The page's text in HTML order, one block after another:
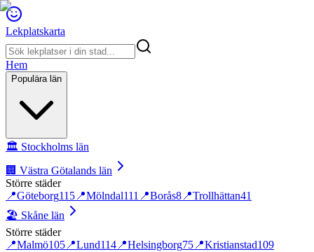
Lekplatskarta
Hem
Populära län
🏛️ Stockholms län
🏢 Västra Götalands län
Större städer
📍Göteborg115 📍Mölndal111 📍Borås8 📍Trollhättan41
🏖️ Skåne län
Större städer
📍Malmö105 📍Lund114 📍Helsingborg75 📍Kristianstad109